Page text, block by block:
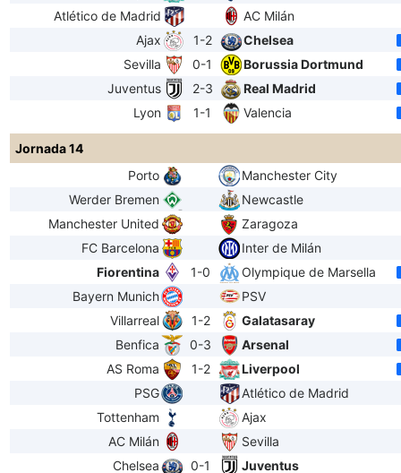
Atlético de Madrid
AC Milán
Ajax
1-2
Chelsea
Sevilla
0-1
Borussia Dortmund
Juventus
2-3
Real Madrid
Lyon
1-1 Valencia
Jornada 14
Porto
Manchester City
Werder Bremen
Newcastle
Manchester United
Zaragoza
FC Barcelona
Inter de Milán
Fiorentina
1-0
Olympique de Marsella
Bayern Munich
PSV
Villarreal
1-2
Galatasaray
Benfica
0-3
Arsenal
AS Roma
1-2
Liverpool
PSG
Atlético de Madrid
Tottenham
Ajax
AC Milán
Sevilla
Chelsea
0-1
Juventus